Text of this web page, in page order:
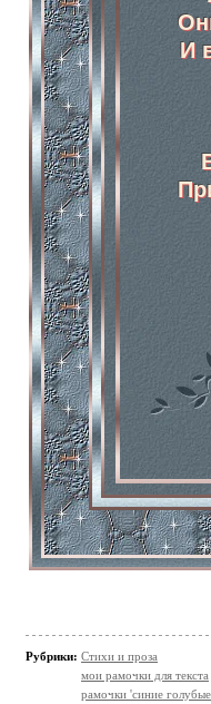
И
Рубрики: Стихи и проза
мои рамочки для текста
рамочки 'синие